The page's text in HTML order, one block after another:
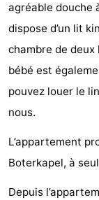
Piscines
-
Faire
vélo
-
Randonnée
Équitation
-
Manèges
-
agréable douche
dispose d’un lit
chambre de
bébé est
pouvez louer le
nous.
L’appartement
Boterkapel, à
Depuis